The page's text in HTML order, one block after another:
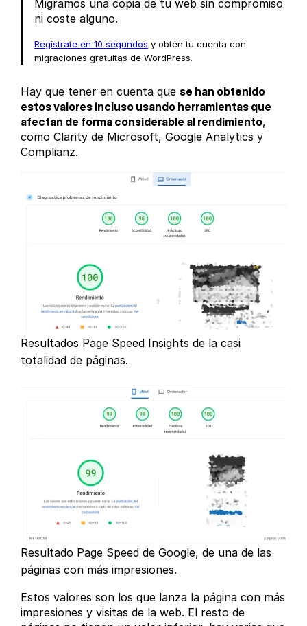
Migramos una copia de tu web sin compromiso
ni coste alguno.
Regístrate en 10 segundos y obtén tu cuenta con
migraciones gratuitas de WordPress.
Hay que tener en cuenta que se han obtenido
estos valores incluso usando herramientas que
afectan de forma considerable al rendimiento,
como Clarity de Microsoft, Google Analytics y
Complianz.
Resultados Page Speed Insights de la casi
totalidad de páginas.
Resultado Page Speed de Google, de una de las
páginas con más impresiones.
Estos valores son los que lanza la página con más
impresiones y visitas de la web. El resto de